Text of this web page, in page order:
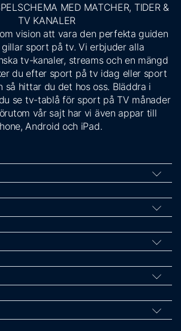
MED MATCHER, TIDER &
TV KANALER
vision att vara den perfekta guiden
sport på tv. Vi erbjuder alla
tv-kanaler, streams och en mängd
du efter sport på tv idag eller sport
så hittar du det hos oss. Bläddra i
se tv-tablå för sport på TV månader
vår sajt har vi även appar till
Android och iPad.